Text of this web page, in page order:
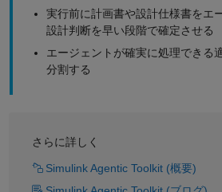
実行前に計画書や設計仕様書をエ
設計判断を早い段階で確定させる
エージェントが確実に処理できる
分割する
さらに詳しく
Simulink Agentic Toolkit (概要)